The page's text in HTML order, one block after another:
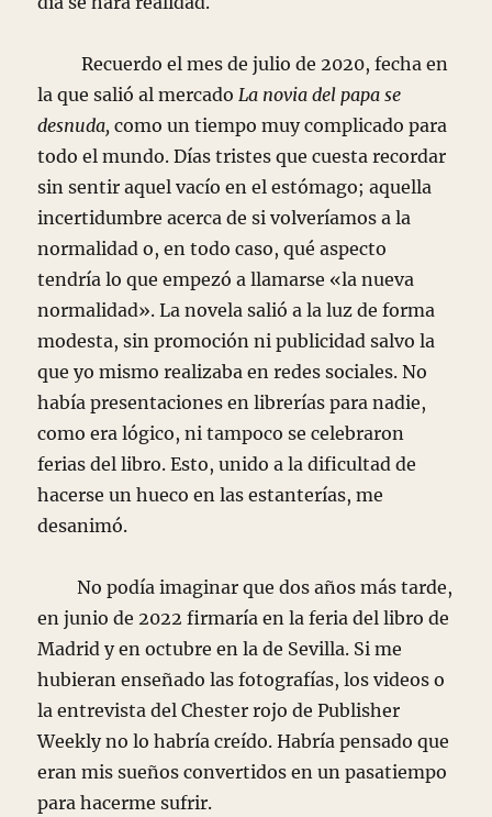
Recuerdo el mes de julio de 2020, fecha en
la que salió al mercado La novia del papa se
desnuda,como un tiempo muy complicado para
todo el mundo. Días tristes que cuesta recordar
sin sentir aquel vacío en el estómago; aquella
incertidumbre acerca de si volveríamos a la
normalidad o, en todo caso, qué aspecto
tendría lo que empezó a llamarse «la nueva
normalidad». La novela salió a la luz de forma
modesta, sin promoción ni publicidad salvo la
que yo mismo realizaba en redes sociales. No
había presentaciones en librerías para nadie,
como era lógico, ni tampoco se celebraron
ferias del libro. Esto, unido a la dificultad de
hacerse un hueco en las estanterías, me
desanimó.
No podía imaginar que dos años más tarde,
en junio de 2022 firmaría en la feria del libro de
Madrid y en octubre en la de Sevilla. Si me
hubieran enseñado las fotografías, los videos o
la entrevista del Chester rojo de Publisher
Weekly no lo habría creído. Habría pensado que
eran mis sueños convertidos en un pasatiempo
para hacerme sufrir.